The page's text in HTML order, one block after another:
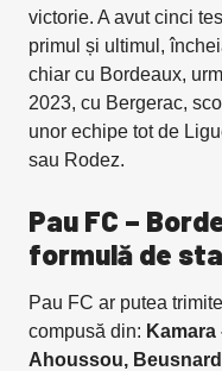
victorie. A avut cinci
primul și ultimul,
chiar cu Bordeaux,
2023, cu Bergerac,
unor echipe tot de
sau Rodez.
Pau FC –
formulă de
Pau FC ar putea
compusă din:
Ahoussou,